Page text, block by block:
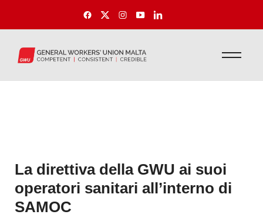
La direttiva della GWU ai suoi
operatori sanitari all’interno di
SAMOC